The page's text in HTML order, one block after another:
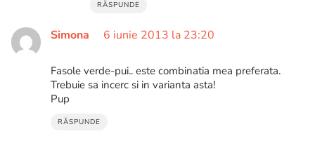
RĂSPUNDE
Simona 6 iunie 2013 la 23:20
Fasole verde-pui.. este combinatia mea preferata.
Trebuie sa incerc si in varianta asta!
Pup
RĂSPUNDE